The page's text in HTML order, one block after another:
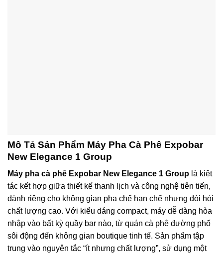
Mô Tả Sản Phẩm Máy Pha Cà Phê Expobar
New Elegance 1 Group
Máy pha cà phê Expobar New Elegance 1 Group là kiệt
tác kết hợp giữa thiết kế thanh lịch và công nghệ tiên tiến,
dành riêng cho không gian pha chế hạn chế nhưng đòi hỏi
chất lượng cao. Với kiểu dáng compact, máy dễ dàng hòa
nhập vào bất kỳ quầy bar nào, từ quán cà phê đường phố
sôi động đến không gian boutique tinh tế. Sản phẩm tập
trung vào nguyên tắc “ít nhưng chất lượng”, sử dụng một